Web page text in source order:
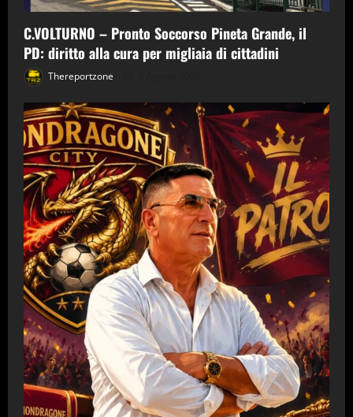
C.VOLTURNO – Pronto Soccorso Pineta Grande, il
PD: diritto alla cura per migliaia di cittadini
Thereportzone